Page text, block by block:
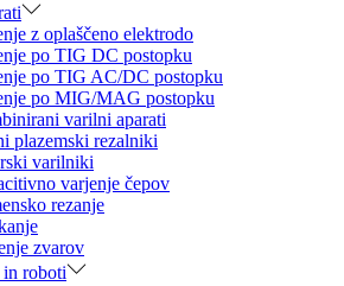
z oplaščeno elektrodo
po TIG DC postopku
po TIG AC/DC postopku
po MIG/MAG postopku
varilni aparati
plazemski rezalniki
varilniki
varjenje čepov
rezanje
zvarov
roboti